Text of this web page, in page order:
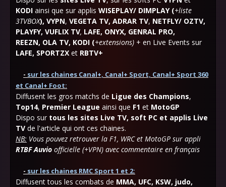
KODI ainsi que sur applis WISEPLAY/ DIMPLAY (+liste
3TVBOX), VYPN, VEGETA TV, ADRAR TV, NETFLY/ OZTV,
PLAYFY, VUFLIX TV, LAFE, ONYX, GENRAL PRO,
REEZN, OLA TV, KODI (+extensions) + en Live Events sur
LAFE, SPORTZX et RBTV+
- sur les chaines Canal+, Canal+ Sport, Canal+ Sport 360
et Canal+ Foot:
Diffusent les gros matchs de Ligue des Champions,
Top14, Premier League ainsi que F1 et MotoGP
Dispo sur tous les sites Live TV, soft PC et applis Live
TV de l'article qui ont ces chaines.
NB: Vous pouvez retrouver la F1, WRC et MotoGP sur appli
RTBF Auvio officielle (+VPN) avec commentaire en français
- sur les chaines RMC Sport 1 et 2:
Diffusent tous les combats de MMA, UFC, KSW, judo,